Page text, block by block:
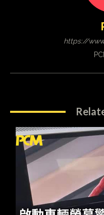
https://